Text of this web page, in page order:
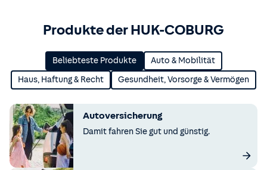
Produkte der HUK-COBURG
Beliebteste Produkte Auto & Mobilität
Haus, Haftung & Recht Gesundheit, Vorsorge & Vermögen
Autoversicherung
Damit fahren Sie gut und günstig.